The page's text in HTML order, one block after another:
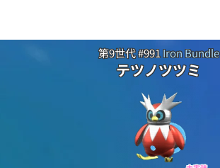
第9世代 #991Iron Bundle
テツノツツミ